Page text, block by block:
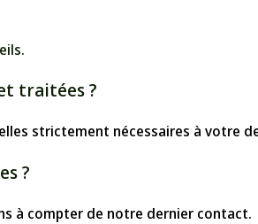
traitées ?
strictement nécessaires à votre
?
à compter de notre dernier contact.